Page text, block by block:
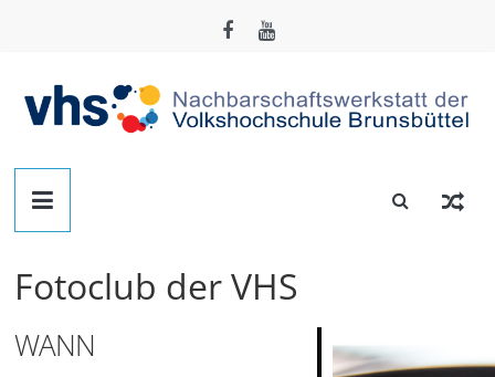
Nachbarschafts-
Werkstatt
Brunsbüttel
Der
Fotoclub der VHS
WANN